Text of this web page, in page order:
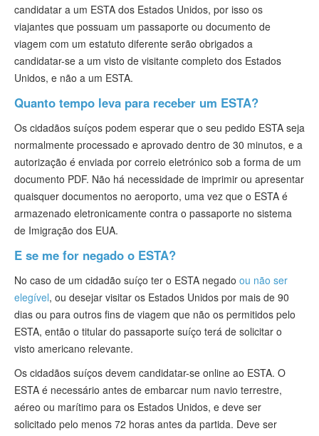
candidatar a um ESTA dos Estados Unidos, por isso os
viajantes que possuam um passaporte ou documento de
viagem com um estatuto diferente serão obrigados a
candidatar-se a um visto de visitante completo dos Estados
Unidos, e não a um ESTA.
Quanto tempo leva para receber um ESTA?
Os cidadãos suíços podem esperar que o seu pedido ESTA seja
normalmente processado e aprovado dentro de 30 minutos, e a
autorização é enviada por correio eletrónico sob a forma de um
documento PDF. Não há necessidade de imprimir ou apresentar
quaisquer documentos no aeroporto, uma vez que o ESTA é
armazenado eletronicamente contra o passaporte no sistema
de Imigração dos EUA.
E se me for negado o ESTA?
No caso de um cidadão suíço ter o ESTA negado ou não ser
elegível, ou desejar visitar os Estados Unidos por mais de 90
dias ou para outros fins de viagem que não os permitidos pelo
ESTA, então o titular do passaporte suíço terá de solicitar o
visto americano relevante.
Os cidadãos suíços devem candidatar-se online ao ESTA. O
ESTA é necessário antes de embarcar num navio terrestre,
aéreo ou marítimo para os Estados Unidos, e deve ser
solicitado pelo menos 72 horas antes da partida. Deve ser